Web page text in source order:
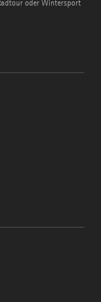
oder Wintersport